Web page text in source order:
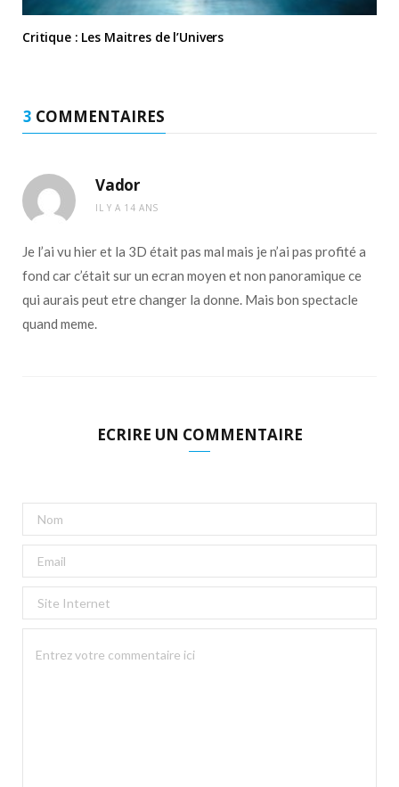
Critique : Les Maitres de l’Univers
3 COMMENTAIRES
Vador
IL Y A 14 ANS
Je l’ai vu hier et la 3D était pas mal mais je n’ai pas profité a
fond car c’était sur un ecran moyen et non panoramique ce
qui aurais peut etre changer la donne. Mais bon spectacle
quand meme.
ECRIRE UN COMMENTAIRE